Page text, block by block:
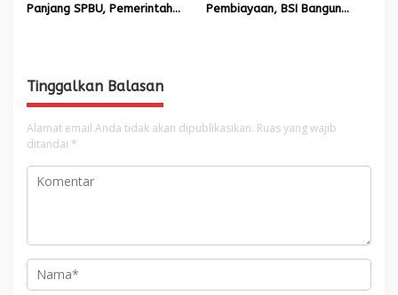
Panjang SPBU, Pemerintah
Pembiayaan, BSI Bangun
Tinggalkan Balasan
Alamat email Anda tidak akan dipublikasikan. Ruas yang wajib
ditandai *